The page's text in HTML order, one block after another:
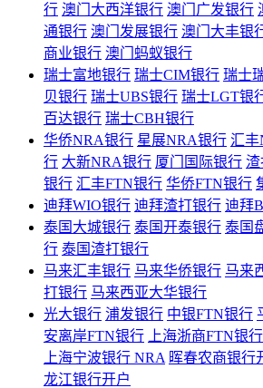
行 澳门大西洋银行 澳门广发银行
通银行 澳门发展银行 澳门大丰银
商业银行 澳门蚂蚁银行
瑞士富地银行 瑞士CIM银行 瑞士
贝银行 瑞士UBS银行 瑞士LGT银
百达银行 瑞士CBH银行
华侨NRA银行 星展NRA银行 汇
行 大新NRA银行 厦门国际银行 渣
银行 汇丰FTN银行 华侨FTN银行
迪拜WIO银行 迪拜渣打银行 迪拜
泰国大城银行 泰国开泰银行 泰国
行 泰国渣打银行
马来汇丰银行 马来华侨银行 马来
打银行 马来西亚大华银行
光大银行 浦发银行 中银FTN银行
安离岸FTN银行
上海浙商FTN银行
上海宁波银行 NRA 晖春农商银行
龙江银行开户